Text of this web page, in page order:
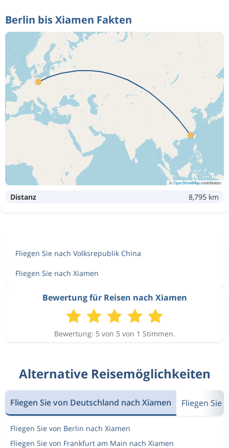
Berlin bis Xiamen Fakten
©OpenStreetMapcontributors
Distanz 8,795 km
Fliegen Sie nach Volksrepublik China
Fliegen Sie nach Xiamen
Bewertung für Reisen nach Xiamen
Bewertung: 5 von 5 von 1 Stimmen.
Alternative Reisemöglichkeiten
Fliegen Sie von Deutschland nach Xiamen Fliegen Sie
Fliegen Sie von Berlin nach Xiamen
Fliegen Sie von Frankfurt am Main nach Xiamen